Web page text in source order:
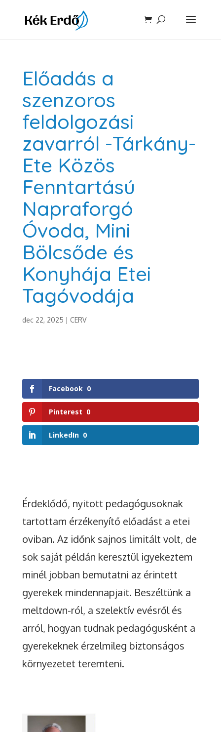
Előadás a
szenzoros
feldolgozási
zavarról -Tárkány-
Ete Közös
Fenntartású
Napraforgó
Óvoda, Mini
Bölcsőde és
Konyhája Etei
Tagóvodája
dec 22, 2025 | CERV
Facebook 0
Pinterest 0
LinkedIn 0
Érdeklődő, nyitott pedagógusoknak
tartottam érzékenyítő előadást a etei
oviban. Az időnk sajnos limitált volt, de
sok saját példán keresztül igyekeztem
minél jobban bemutatni az érintett
gyerekek mindennapjait. Beszéltünk a
meltdown-ról, a szelektív evésről és
arról, hogyan tudnak pedagógusként a
gyerekeknek érzelmileg biztonságos
környezetet teremteni.